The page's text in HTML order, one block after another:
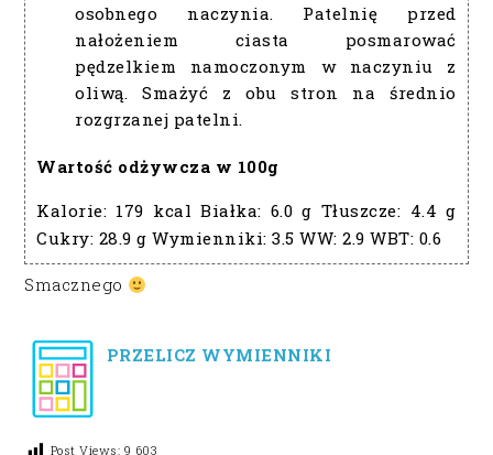
osobnego naczynia. Patelnię przed
nałożeniem ciasta posmarować
pędzelkiem namoczonym w naczyniu z
oliwą. Smażyć z obu stron na średnio
rozgrzanej patelni.
Wartość odżywcza w 100g
Kalorie: 179 kcal Białka: 6.0 g Tłuszcze: 4.4 g
Cukry: 28.9 g Wymienniki:3.5 WW:2.9 WBT: 0.6
Smacznego
PRZELICZ WYMIENNIKI
Post Views: 9 603